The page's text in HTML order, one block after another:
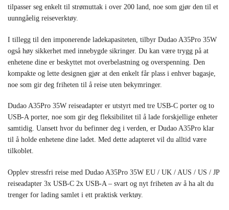
tilpasser seg enkelt til strømuttak i over 200 land, noe som gjør den til et
uunngåelig reiseverktøy.
I tillegg til den imponerende ladekapasiteten, tilbyr Dudao A35Pro 35W
også høy sikkerhet med innebygde sikringer. Du kan være trygg på at
enhetene dine er beskyttet mot overbelastning og overspenning. Den
kompakte og lette designen gjør at den enkelt får plass i enhver bagasje,
noe som gir deg friheten til å reise uten bekymringer.
Dudao A35Pro 35W reiseadapter er utstyrt med tre USB-C porter og to
USB-A porter, noe som gir deg fleksibilitet til å lade forskjellige enheter
samtidig. Uansett hvor du befinner deg i verden, er Dudao A35Pro klar
til å holde enhetene dine ladet. Med dette adapteret vil du alltid være
tilkoblet.
Opplev stressfri reise med Dudao A35Pro 35W EU / UK / AUS / US / JP
reiseadapter 3x USB-C 2x USB-A – svart og nyt friheten av å ha alt du
trenger for lading samlet i ett praktisk verktøy.